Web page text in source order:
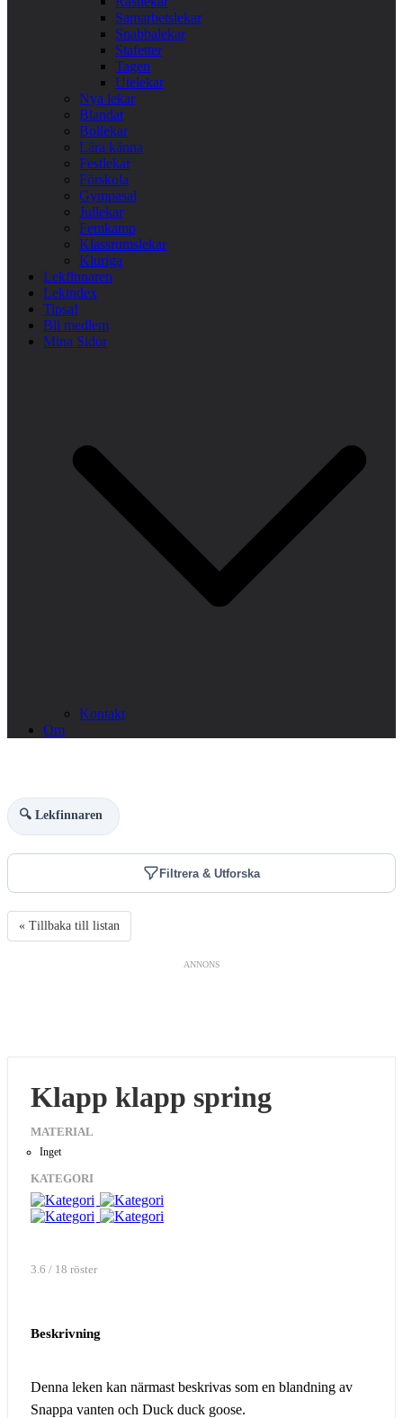
Samarbetslekar
Snabbalekar
Stafetter
Tagen
Utelekar
Nya lekar
Blandat
Bollekar
Lära känna
Festlekar
Förskola
Gympasal
Jullekar
Femkamp
Klassrumslekar
Kluriga
Lekfinnaren
Lekindex
Tipsa!
Bli medlem
Mina Sidor
Kontakt
Om
🔍 Lekfinnaren
Filtrera & Utforska
« Tillbaka till listan
ANNONS
Klapp klapp spring
MATERIAL
Inget
KATEGORI
3.6 / 18 röster
Beskrivning
Denna leken kan närmast beskrivas som en blandning av
Snappa vanten och Duck duck goose.